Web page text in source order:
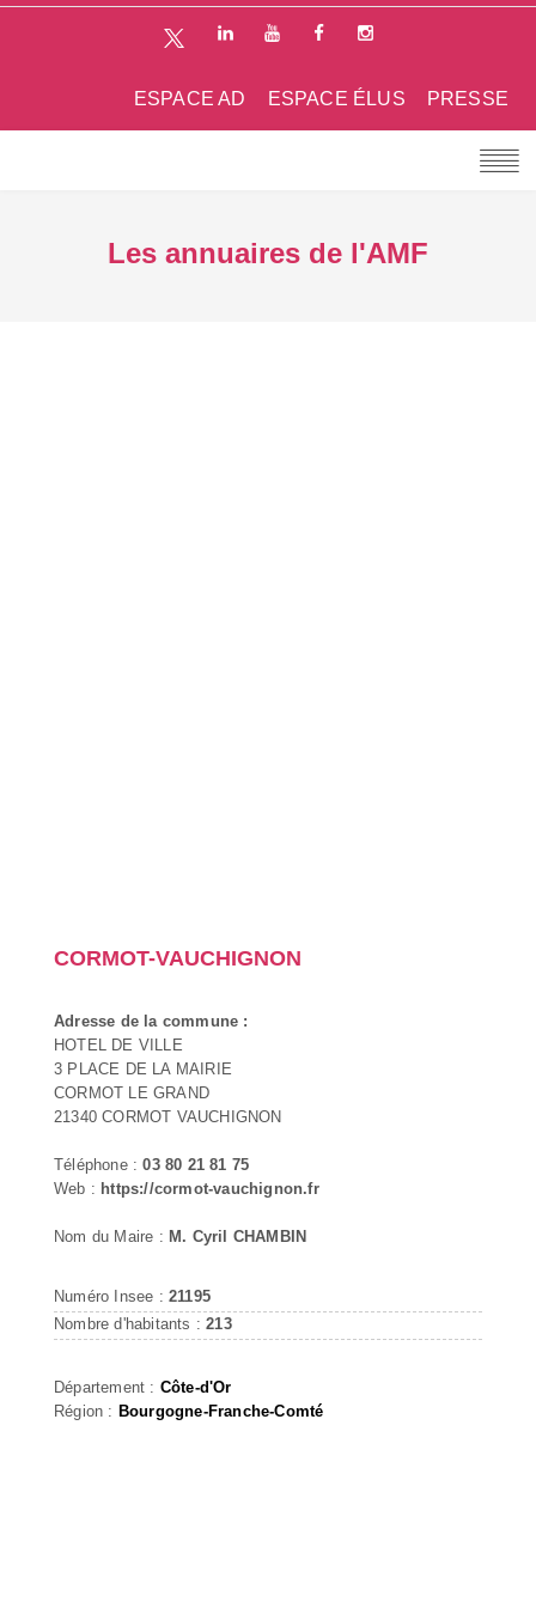
PRESSE
ESPACE ÉLUS
ESPACE AD
Les annuaires de l'AMF
CORMOT-VAUCHIGNON
Adresse de la commune :
HOTEL DE VILLE
3 PLACE DE LA MAIRIE
CORMOT LE GRAND
21340 CORMOT VAUCHIGNON
Téléphone :03 80 21 81 75
Web : https://cormot-vauchignon.fr
Nom du Maire : M. Cyril CHAMBIN
Numéro Insee : 21195
Nombre d'habitants :213
Département : Côte-d'Or
Région : Bourgogne-Franche-Comté